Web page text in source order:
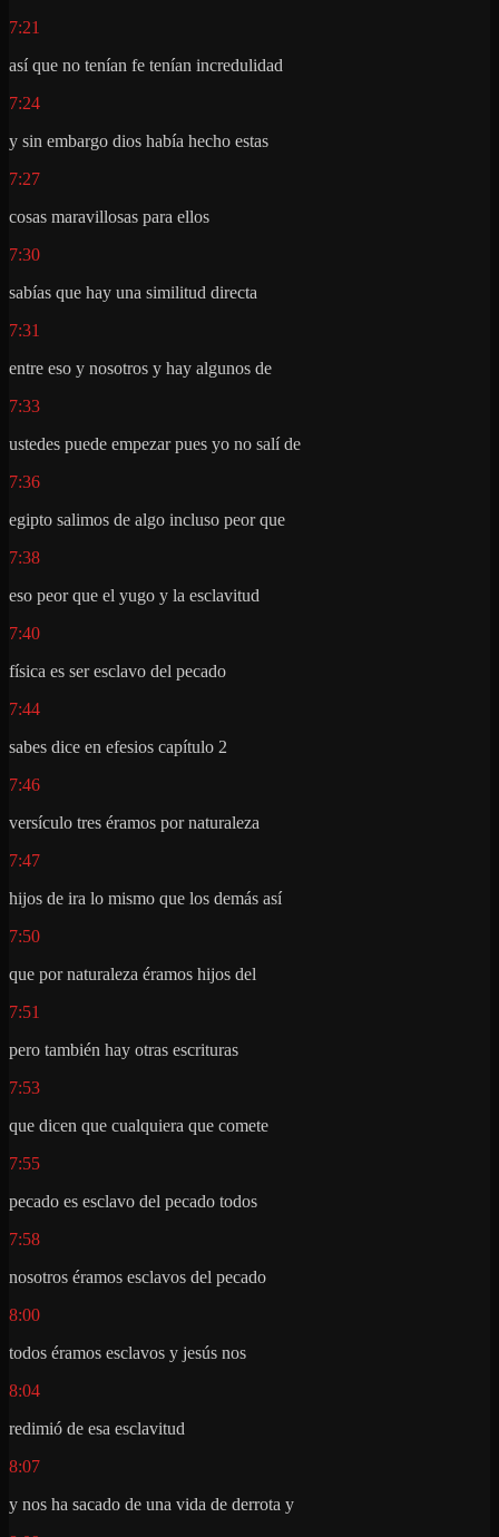
7:21
así que no tenían fe tenían incredulidad
7:24
y sin embargo dios había hecho estas
7:27
cosas maravillosas para ellos
7:30
sabías que hay una similitud directa
7:31
entre eso y nosotros y hay algunos de
7:33
ustedes puede empezar pues yo no salí de
7:36
egipto salimos de algo incluso peor que
7:38
eso peor que el yugo y la esclavitud
7:40
física es ser esclavo del pecado
7:44
sabes dice en efesios capítulo 2
7:46
versículo tres éramos por naturaleza
7:47
hijos de ira lo mismo que los demás así
7:50
que por naturaleza éramos hijos del
7:51
pero también hay otras escrituras
7:53
que dicen que cualquiera que comete
7:55
pecado es esclavo del pecado todos
7:58
nosotros éramos esclavos del pecado
8:00
todos éramos esclavos y jesús nos
8:04
redimió de esa esclavitud
8:07
y nos ha sacado de una vida de derrota y